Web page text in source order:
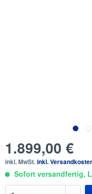
1.899,00 €
inkl. MwSt.inkl.
Sofort versandfertig,